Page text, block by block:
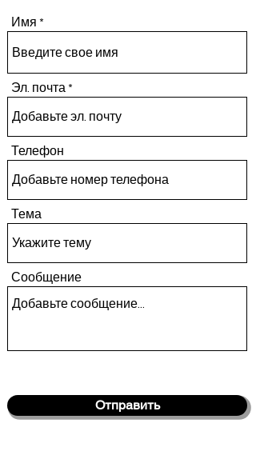
Имя
Эл. почта
Телефон
Тема
Сообщение
Отправить